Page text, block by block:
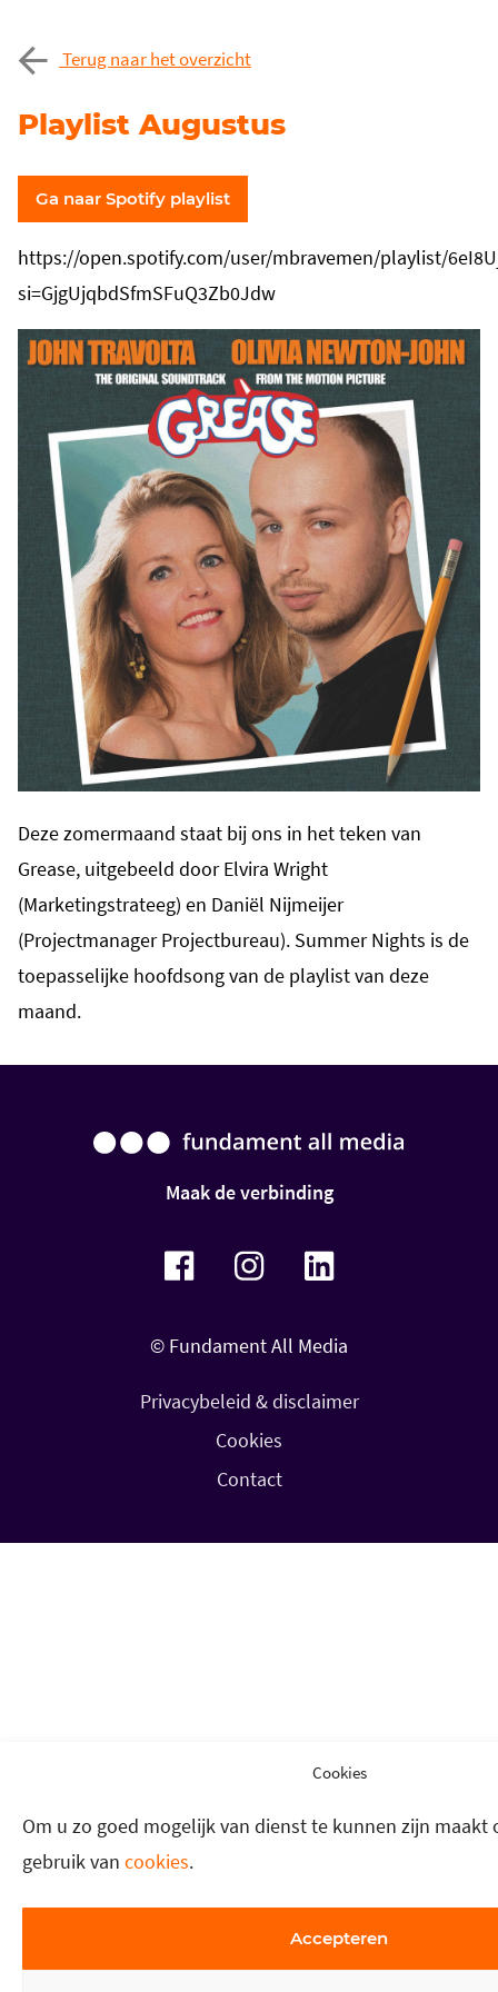
Cookies
Om u zo goed mogelijk van dienst te kunnen zijn maakt
gebruik van cookies.
Accepteren
Terug naar het overzicht
Playlist Augustus
Ga naar Spotify playlist
https://open.spotify.com/user/mbravemen/playlist/
si=GjgUjqbdSfmSFuQ3Zb0Jdw
Deze zomermaand staat bij ons in het teken van
Grease, uitgebeeld door Elvira Wright
(Marketingstrateeg) en Daniël Nijmeijer
(Projectmanager Projectbureau). Summer Nights is de
toepasselijke hoofdsong van de playlist van deze
maand.
Maak de verbinding
© Fundament All Media
Privacybeleid & disclaimer
Cookies
Contact